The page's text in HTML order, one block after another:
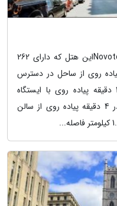
هتل نووتل تورنتو | Novotel Toronto Hotelاین هتل که دارای 262
می باشد، با 8 دقیقه پیاده روی از ساحل در دسترس
است. همچنین فاصله ای در حدود 10 دقیقه پیاده روی با ایستگاه
اتحادیه تورنتو و مرکز هوا کانادا دارد. در 4 دقیقه پیاده روی از سالن